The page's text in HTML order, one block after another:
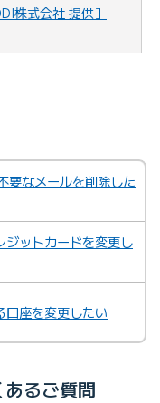
株式会社 提供］
なメールを削除した
ットカードを変更し
座を変更したい
るご質問